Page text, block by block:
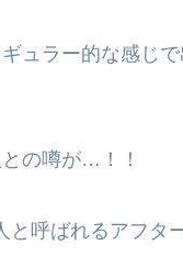
ュラー的な感じ
の噂が…！！
呼ばれるアフタ